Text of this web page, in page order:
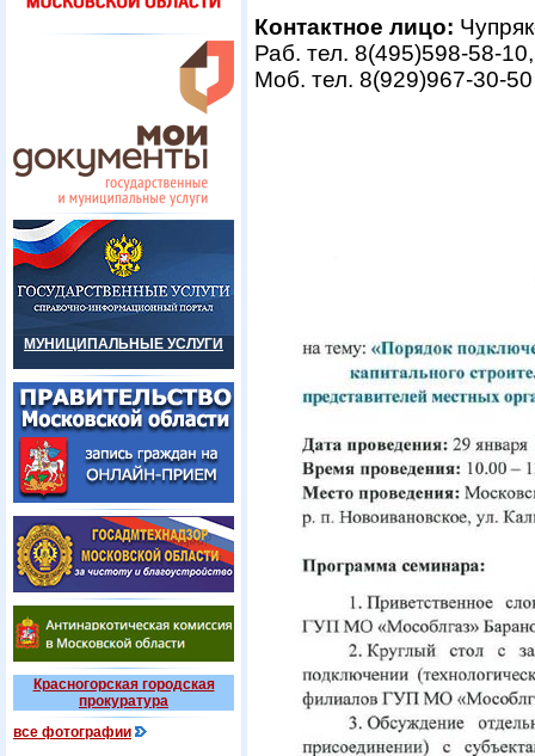
МУНИЦИПАЛЬНЫЕ УСЛУГИ
Красногорская городская
прокуратура
все фотографии
Контактное лицо:
Раб. тел. 8(495)598-58-
Моб. тел. 8(929)967-30-50